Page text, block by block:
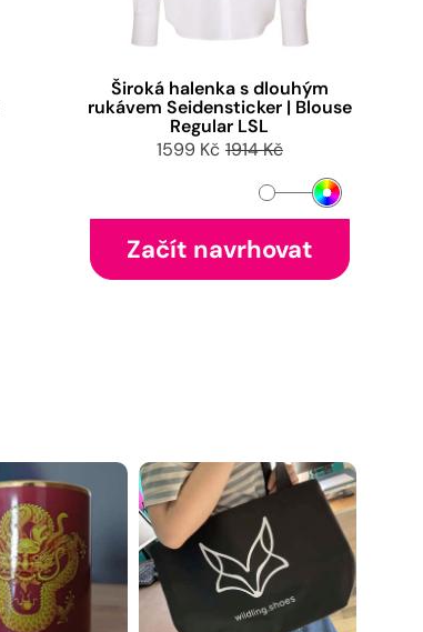
Široká halenka s dlouhým
rukávem Seidensticker | Blouse
Regular LSL
1599 Kč 1914 Kč
Začít navrhovat